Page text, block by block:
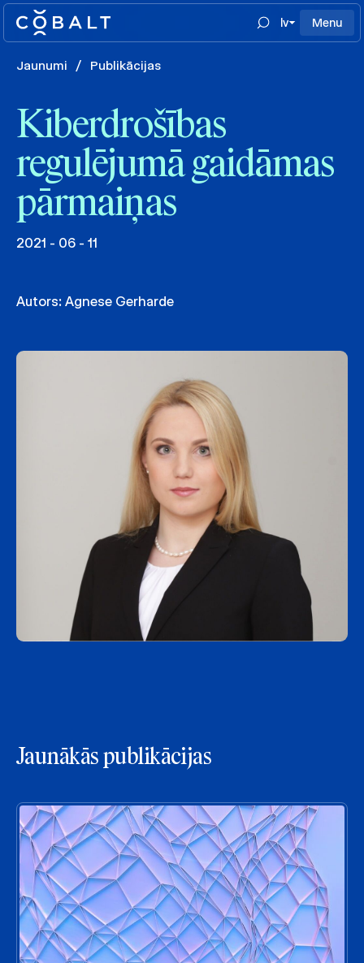
lv Menu
Jaunumi / Publikācijas
Kiberdrošības
regulējumā gaidāmas
pārmaiņas
2021 - 06 - 11
Autors: Agnese Gerharde
Jaunākās publikācijas